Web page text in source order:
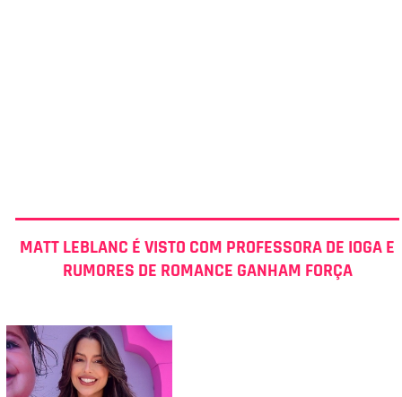
MATT LEBLANC É VISTO COM PROFESSORA DE IOGA E
RUMORES DE ROMANCE GANHAM FORÇA